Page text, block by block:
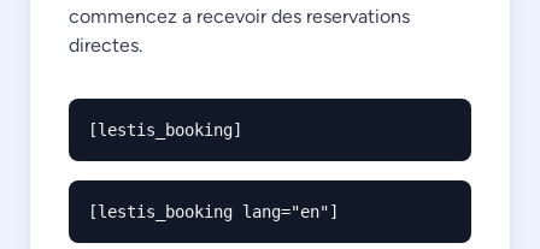
commencez a recevoir des reservations
directes.
[lestis_booking]
[lestis_booking lang="en"]